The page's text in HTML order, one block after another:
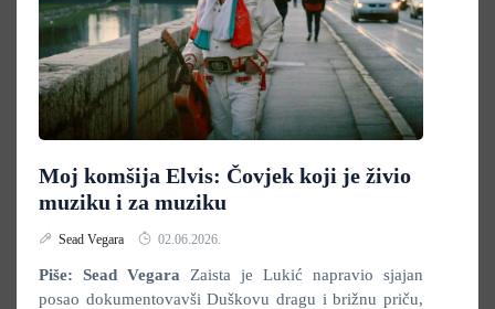
Moj komšija Elvis: Čovjek koji je živio
muziku i za muziku
Sead Vegara 02.06.2026.
Piše: Sead Vegara Zaista je Lukić napravio sjajan
posao dokumentovavši Duškovu dragu i brižnu priču,